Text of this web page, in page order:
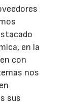
en la
con
nos
sus